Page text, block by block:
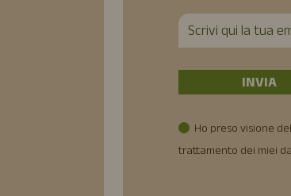
Ho preso visione
trattamento dei miei